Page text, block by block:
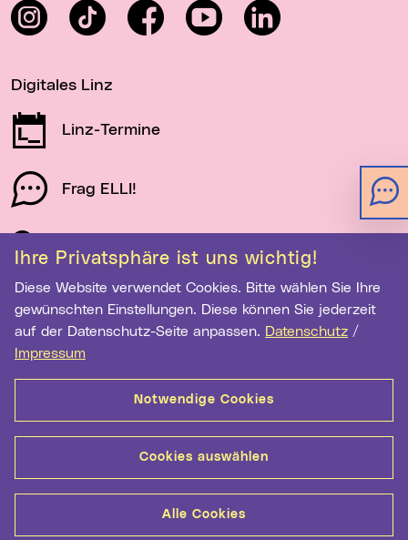
Ihre Privatsphäre ist uns wichtig!
Diese Website verwendet Cookies. Bitte wählen Sie Ihre
gewünschten Einstellungen. Diese können Sie jederzeit
auf der Datenschutz-Seite anpassen. Datenschutz /
Impressum
Notwendige Cookies
Cookies auswählen
Alle Cookies
InstagramTikTok FacebookYouTube LinkedIn
Digitales Linz
Linz-Termine
Frag ELLI!
Schau auf Linz
Newsletter-Anmeldung
E-Mail-Adresse eingeben
Anmelden